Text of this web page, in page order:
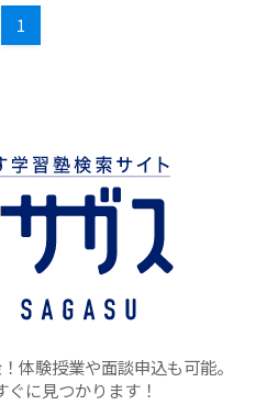
の子にとって個別指導と集団授
、また少しでも塾に馴染みやす
1
体験授業や面談申込も可能。
に見つかります！